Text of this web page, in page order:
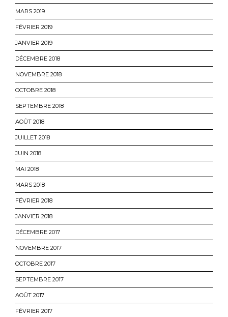
MARS 2019
FÉVRIER 2019
JANVIER 2019
DÉCEMBRE 2018
NOVEMBRE 2018
OCTOBRE 2018
SEPTEMBRE 2018
AOÛT 2018
JUILLET 2018
JUIN 2018
MAI 2018
MARS 2018
FÉVRIER 2018
JANVIER 2018
DÉCEMBRE 2017
NOVEMBRE 2017
OCTOBRE 2017
SEPTEMBRE 2017
AOÛT 2017
FÉVRIER 2017